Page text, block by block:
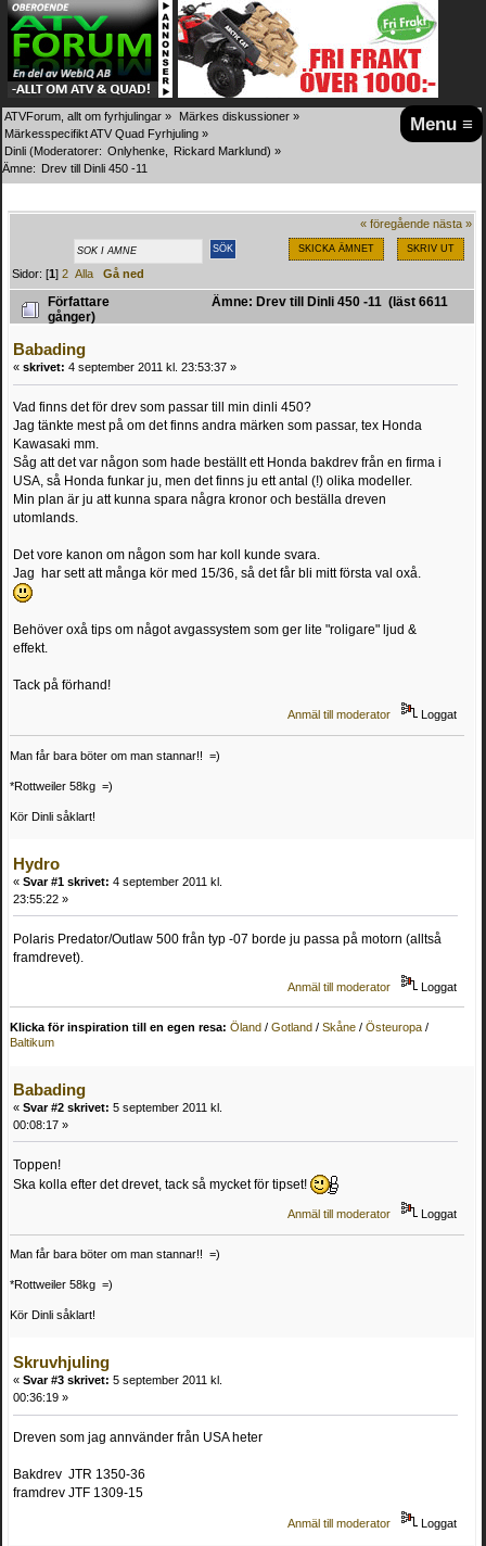
Menu ≡
ATVForum, allt om fyrhjulingar » Märkes diskussioner »
Märkesspecifikt ATV Quad Fyrhjuling »
Dinli (Moderatorer: Onlyhenke Rickard Marklund) »
Ämne: Drev till Dinli 450 -11
« föregående nästa »
SKICKA ÄMNET SKRIV UT
Sidor: [1]2 Alla Gå ned
Författare
Ämne: Drev till Dinli 450 -11 (läst 6611
gånger)
Babading
« skrivet: 4 september 2011 kl. 23:53:37 »
Vad finns det för drev som passar till min dinli 450?
Jag tänkte mest på om det finns andra märken som passar, tex Honda
Kawasaki mm.
Såg att det var någon som hade beställt ett Honda bakdrev från en firma i
USA, så Honda funkar ju, men det finns ju ett antal (!) olika modeller.
Min plan är ju att kunna spara några kronor och beställa dreven
utomlands.
Det vore kanon om någon som har koll kunde svara.
Jag har sett att många kör med 15/36, så det får bli mitt första val oxå.
Behöver oxå tips om något avgassystem som ger lite "roligare" ljud &
effekt.
Tack på förhand!
Anmäl till moderator Loggat
Man får bara böter om man stannar!! =)
*Rottweiler 58kg =)
Kör Dinli såklart!
Hydro
« Svar #1 skrivet: 4 september 2011 kl.
23:55:22 »
Polaris Predator/Outlaw 500 från typ -07 borde ju passa på motorn (alltså
framdrevet).
Anmäl till moderator Loggat
Klicka för inspiration till en egen resa: Öland / Gotland / Skåne / Östeuropa /
Baltikum
Babading
« Svar #2 skrivet: 5 september 2011 kl.
00:08:17 »
Toppen!
Ska kolla efter det drevet, tack så mycket för tipset!
Anmäl till moderator Loggat
Man får bara böter om man stannar!! =)
*Rottweiler 58kg =)
Kör Dinli såklart!
Skruvhjuling
« Svar #3 skrivet: 5 september 2011 kl.
00:36:19 »
Dreven som jag annvänder från USA heter
Bakdrev JTR 1350-36
framdrev JTF 1309-15
Anmäl till moderator Loggat